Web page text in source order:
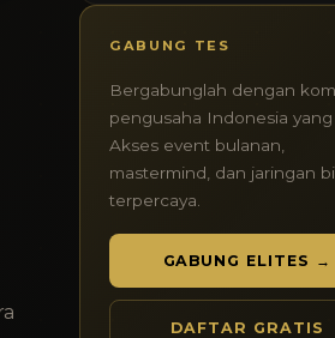
GABUNG TES
Bergabunglah dengan
pengusaha Indonesia yang
Akses event bulanan,
mastermind, dan jaringan
terpercaya.
GABUNG ELITES →
DAFTAR GRATIS